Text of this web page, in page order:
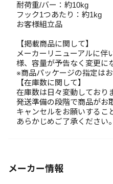
耐荷重/バー：約10kg
フック1つあたり：約1kg
お客様組立品
【掲載商品に関して】
メーカーリニューアルに伴
様、容量が予告なく変更に
※商品パッケージの指定はお
【在庫数に関して】
在庫数は日々変動しており
発送準備の段階で商品がお
キャンセルをお願いするこ
あらかじめご了承ください。
メーカー情報